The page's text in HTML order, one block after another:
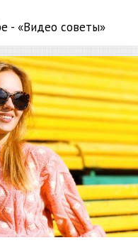
- «Видео советы»